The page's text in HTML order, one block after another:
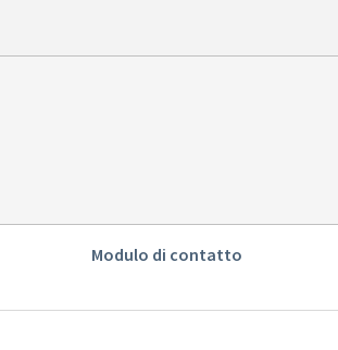
Modulo di contatto